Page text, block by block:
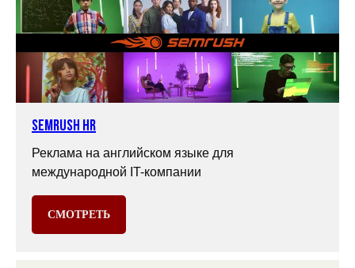
SEMrush HR
Реклама на английском языке для
международной IT-компании
СМОТРЕТЬ